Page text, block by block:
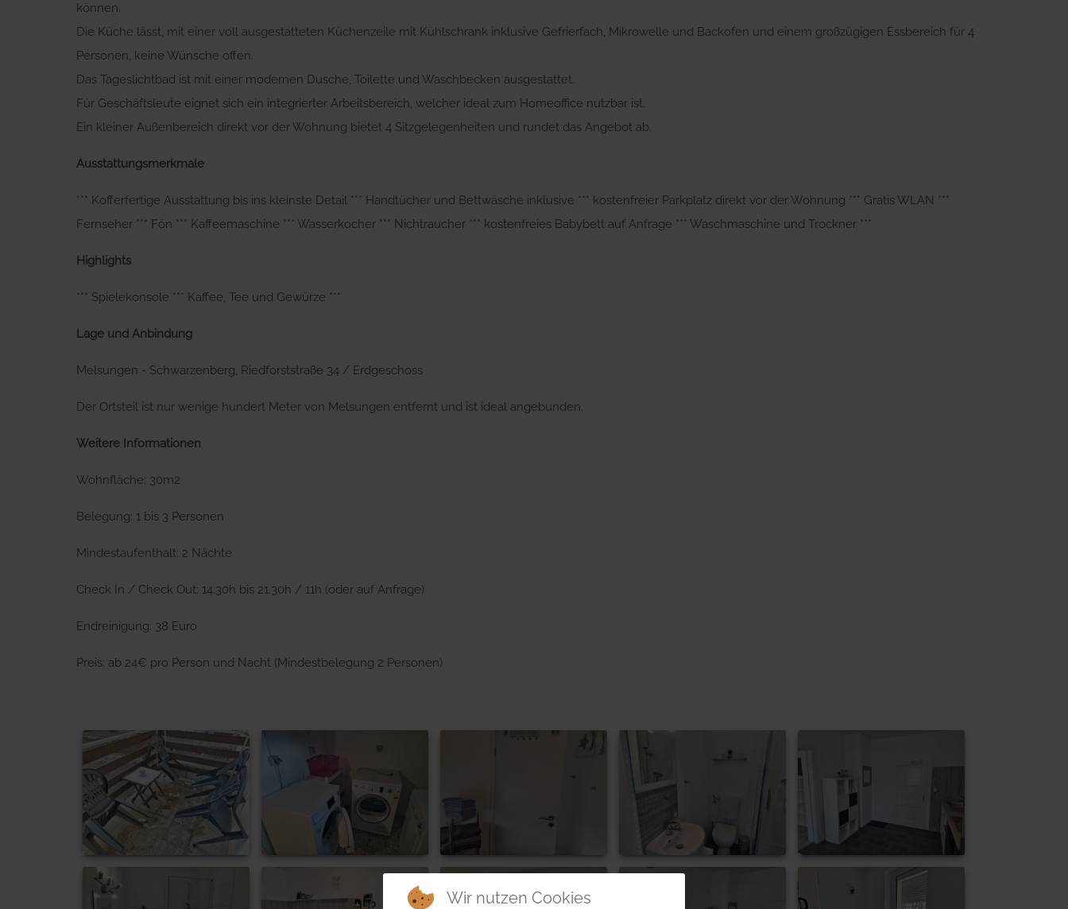
können.
Die Küche lässt, mit einer voll ausgestatteten Küchenzeile mit Kühlschrank inklusive Gefrierfach, Mikrowelle und Backofen und einem großzügigen Essbereich für 4
Personen, keine Wünsche offen.
Das Tageslichtbad ist mit einer modernen Dusche, Toilette und Waschbecken ausgestattet.
Für Geschäftsleute eignet sich ein integrierter Arbeitsbereich, welcher ideal zum Homeoffice nutzbar ist.
Ein kleiner Außenbereich direkt vor der Wohnung bietet 4 Sitzgelegenheiten und rundet das Angebot ab.
Ausstattungsmerkmale
*** Kofferfertige Ausstattung bis ins kleinste Detail *** Handtücher und Bettwäsche inklusive *** kostenfreier Parkplatz direkt vor der Wohnung *** Gratis WLAN ***
Fernseher *** Fön *** Kaffeemaschine *** Wasserkocher *** Nichtraucher *** kostenfreies Babybett auf Anfrage *** Waschmaschine und Trockner ***
Highlights
*** Spielekonsole *** Kaffee, Tee und Gewürze ***
Lage und Anbindung
Melsungen - Schwarzenberg, Riedforststraße 34 / Erdgeschoss
Der Ortsteil ist nur wenige hundert Meter von Melsungen entfernt und ist ideal angebunden.
Weitere Informationen
Wohnfläche: 30m2
Belegung: 1 bis 3 Personen
Mindestaufenthalt: 2 Nächte
Check In / Check Out: 14.30h bis 21.30h / 11h (oder auf Anfrage)
Endreinigung: 38 Euro
Preis: ab 24€ pro Person und Nacht (Mindestbelegung 2 Personen)
Wir nutzen Cookies